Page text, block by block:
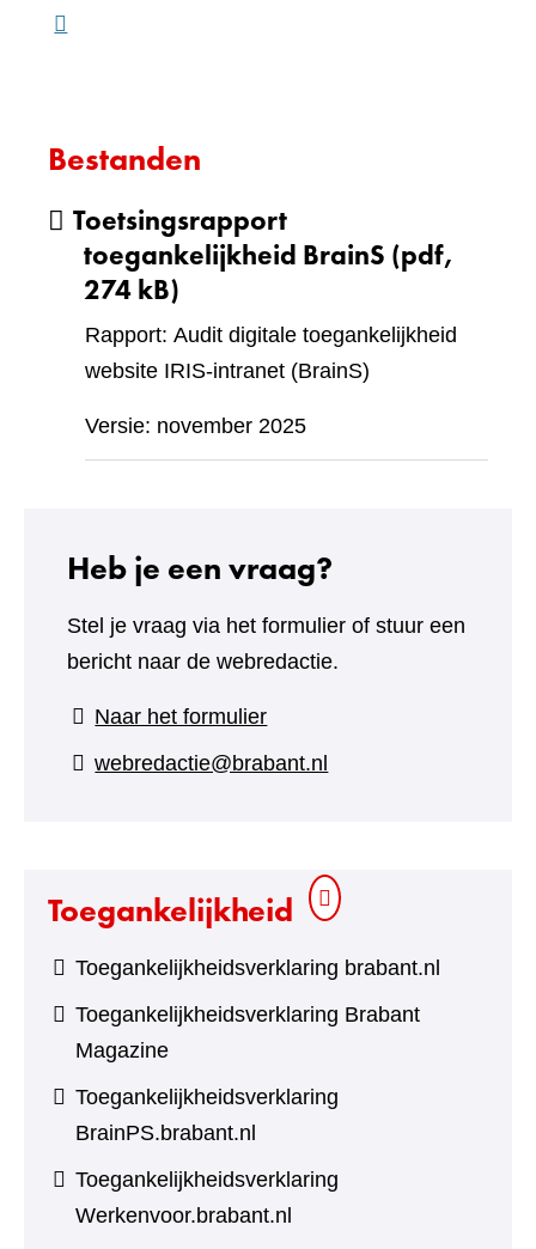
Bestanden
Toetsingsrapport
toegankelijkheid BrainS (pdf,
274 kB)
Rapport: Audit digitale toegankelijkheid
website IRIS-intranet (BrainS)
Versie: november 2025
Heb je een vraag?
Stel je vraag via het formulier of stuur een
bericht naar de webredactie.
Naar het formulier(verwijst
naar
webredactie@brabant.nl
Toegankelijkheid
Toegankelijkheidsverklaring brabant.nl
Toegankelijkheidsverklaring Brabant
Magazine
Toegankelijkheidsverklaring
BrainPS.brabant.nl
Toegankelijkheidsverklaring
Werkenvoor.brabant.nl